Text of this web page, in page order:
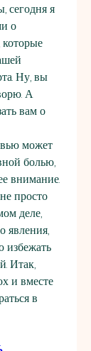
сегодня я
о
Ну, вы
А
вам о
может
болью,
внимание.
просто
деле,
явления,
избежать
Итак,
и вместе
в